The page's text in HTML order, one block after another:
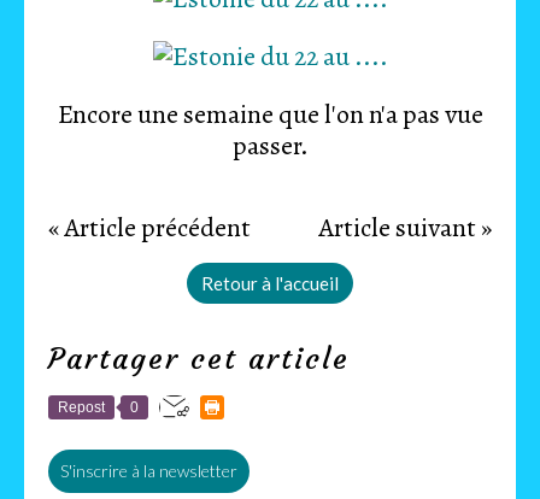
Encore une semaine que l'on n'a pas vue
passer.
« Article précédent Article suivant »
Retour à l'accueil
Partager cet article
Repost 0
S'inscrire à la newsletter